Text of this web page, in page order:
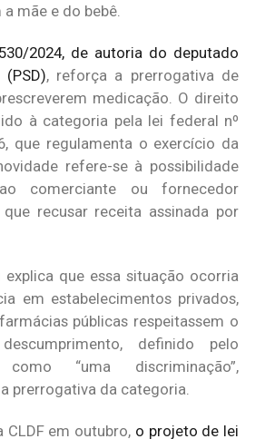
mãe e do bebê.
2024, de autoria do deputado
, reforça a prerrogativa de
medicação. O direito
à categoria pela lei federal nº
que regulamenta o exercício da
refere-se à possibilidade
comerciante ou fornecedor
recusar receita assinada por
que essa situação ocorria
em estabelecimentos privados,
públicas respeitassem o
definido pelo
como “uma discriminação”,
prerrogativa da categoria.
CLDF em outubro, o projeto de lei